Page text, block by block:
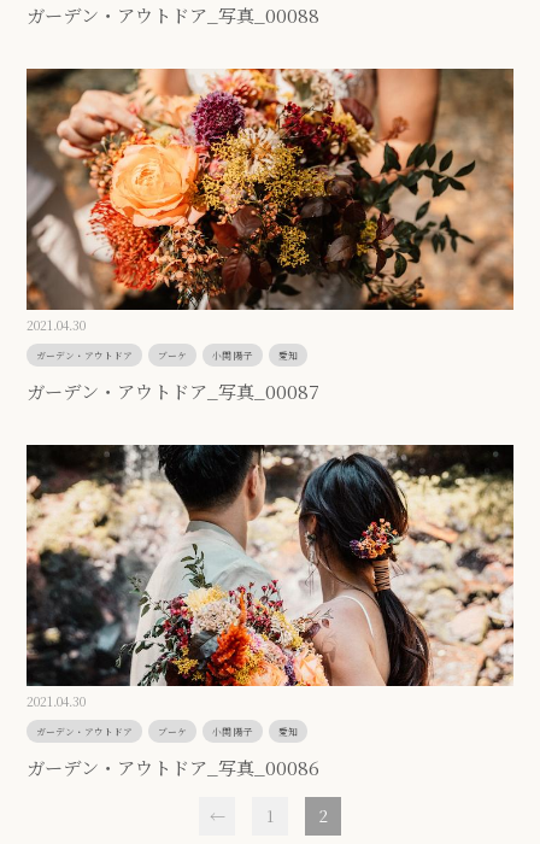
ガーデン・アウトドア_写真_00088
2021.04.30
ガーデン・アウトドア ブーケ 小関 陽子 愛知
ガーデン・アウトドア_写真_00087
2021.04.30
ガーデン・アウトドア ブーケ 小関 陽子 愛知
ガーデン・アウトドア_写真_00086
← 1 2